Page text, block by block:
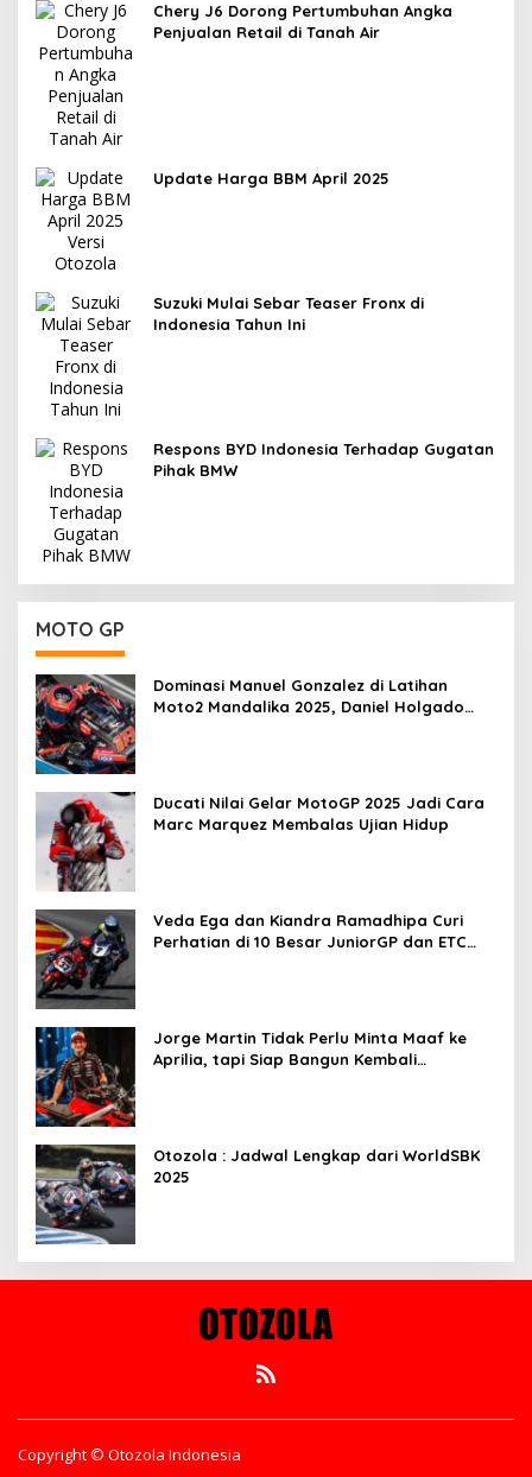
Chery J6 Dorong Pertumbuhan Angka
Penjualan Retail di Tanah Air
Update Harga BBM April 2025
Suzuki Mulai Sebar Teaser Fronx di
Indonesia Tahun Ini
Respons BYD Indonesia Terhadap Gugatan
Pihak BMW
MOTO GP
Dominasi Manuel Gonzalez di Latihan
Moto2 Mandalika 2025, Daniel Holgado
Ducati Nilai Gelar MotoGP 2025 Jadi Cara
Marc Marquez Membalas Ujian Hidup
Veda Ega dan Kiandra Ramadhipa Curi
Perhatian di 10 Besar JuniorGP dan ETC
Jorge Martin Tidak Perlu Minta Maaf ke
Aprilia, tapi Siap Bangun Kembali
Otozola : Jadwal Lengkap dari WorldSBK
2025
Copyright © Otozola Indonesia